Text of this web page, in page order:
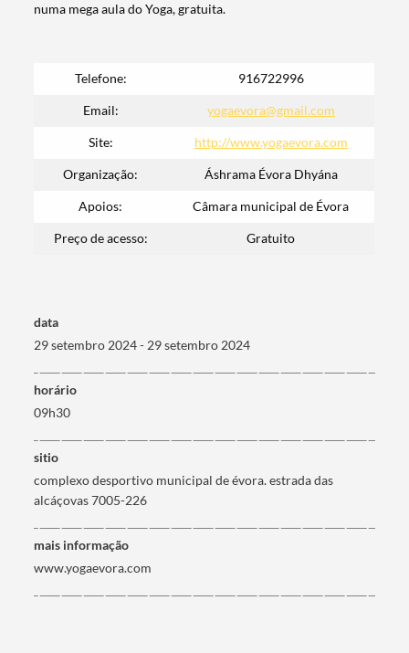
Categorias gerais
numa mega aula do Yoga, gratuita.
Telefone: 916722996
Email: yogaevora@gmail.com
Site: http://www.yogaevora.com
Organização: Áshrama Évora Dhyána
Apoios: Câmara municipal de Évora
Preço de acesso: Gratuito
data
29 setembro 2024 - 29 setembro 2024
horário
09h30
sitio
complexo desportivo municipal de évora. estrada das
alcáçovas 7005-226
mais informação
www.yogaevora.com